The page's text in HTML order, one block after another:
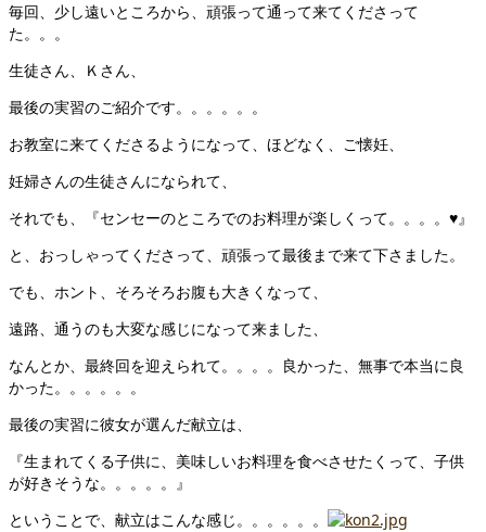
毎回、少し遠いところから、頑張って通って来てくださって
た。。。
生徒さん、Ｋさん、
最後の実習のご紹介です。。。。。。
お教室に来てくださるようになって、ほどなく、ご懐妊、
妊婦さんの生徒さんになられて、
それでも、『センセーのところでのお料理が楽しくって。。。。♥』
と、おっしゃってくださって、頑張って最後まで来て下さました。
でも、ホント、そろそろお腹も大きくなって、
遠路、通うのも大変な感じになって来ました、
なんとか、最終回を迎えられて。。。。良かった、無事で本当に良
かった。。。。。。
最後の実習に彼女が選んだ献立は、
『生まれてくる子供に、美味しいお料理を食べさせたくって、子供
が好きそうな。。。。。』
ということで、献立はこんな感じ。。。。。。